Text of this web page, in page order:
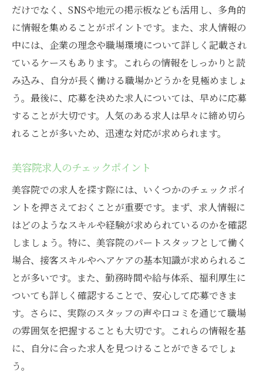
だけでなく、SNSや地元の掲示板なども活用し、多角的
に情報を集めることがポイントです。また、求人情報の
中には、企業の理念や職場環境について詳しく記載され
ているケースもあります。これらの情報をしっかりと読
み込み、自分が長く働ける職場かどうかを見極めましょ
う。最後に、応募を決めた求人については、早めに応募
することが大切です。人気のある求人は早々に締め切ら
れることが多いため、迅速な対応が求められます。
美容院求人のチェックポイント
美容院での求人を探す際には、いくつかのチェックポイ
ントを押さえておくことが重要です。まず、求人情報に
はどのようなスキルや経験が求められているのかを確認
しましょう。特に、美容院のパートスタッフとして働く
場合、接客スキルやヘアケアの基本知識が求められるこ
とが多いです。また、勤務時間や給与体系、福利厚生に
ついても詳しく確認することで、安心して応募できま
す。さらに、実際のスタッフの声や口コミを通じて職場
の雰囲気を把握することも大切です。これらの情報を基
に、自分に合った求人を見つけることができるでしょ
う。